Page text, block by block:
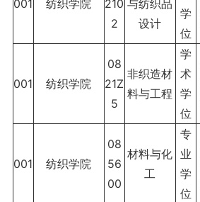
001 纺织学院
210
2
与纺织品
设计
学
位
001 纺织学院
08
21Z
5
非织造材
料与工程
学
术
学
位
001 纺织学院
08
56
00
材料与化
工
专
业
学
位